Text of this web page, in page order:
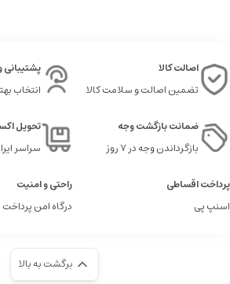
اصالت کالا
تضمین اصالت و سلامت کالا
پشتیبانی
انتخاب
ضمانت بازگشت وجه
بازگرداندن وجه در ۷ روز
تحویل
سراسر
پرداخت اقساطی
اسنپ پی
راحتی و امنیت
درگاه امن پرداخت
برگشت به بالا